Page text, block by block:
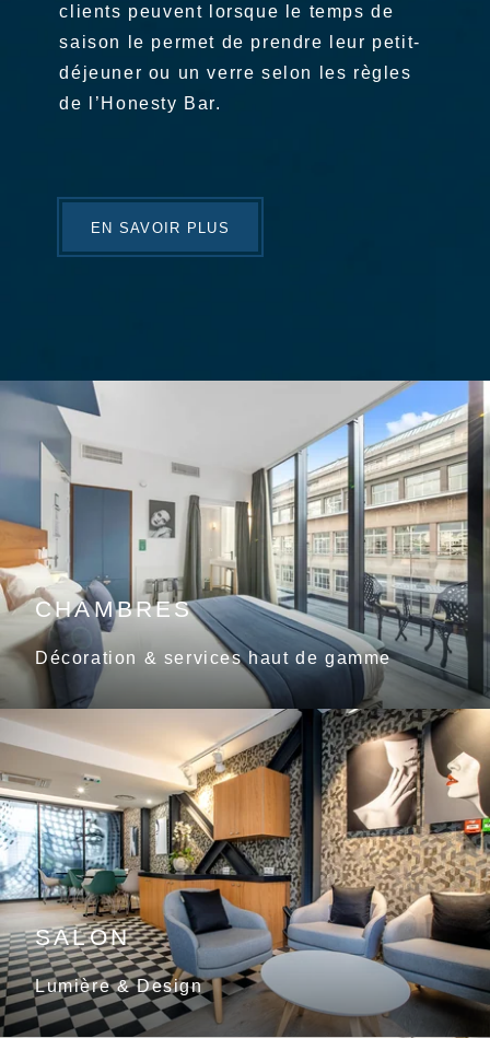
clients peuvent lorsque le temps de
saison le permet de prendre leur petit-
déjeuner ou un verre selon les règles
de l’Honesty Bar.
EN SAVOIR PLUS
CHAMBRES
Décoration & services haut de gamme
SALON
Lumière & Design